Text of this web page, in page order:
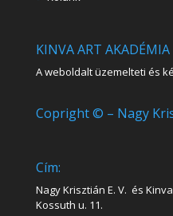
KINVA ART AKADÉMIA
A weboldalt üzemelteti és
Copright © – Nagy
Cím:
Nagy Krisztián E. V. és
Kossuth u. 11.